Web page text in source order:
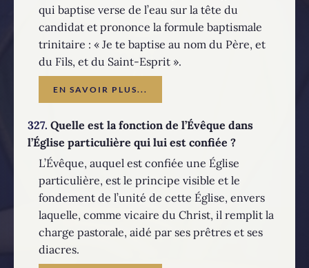
qui baptise verse de l’eau sur la tête du
candidat et prononce la formule baptismale
trinitaire : « Je te baptise au nom du Père, et
du Fils, et du Saint-Esprit ».
EN SAVOIR PLUS...
327. Quelle est la fonction de l’Évêque dans
l’Église particulière qui lui est confiée ?
L’Évêque, auquel est confiée une Église
particulière, est le principe visible et le
fondement de l’unité de cette Église, envers
laquelle, comme vicaire du Christ, il remplit la
charge pastorale, aidé par ses prêtres et ses
diacres.